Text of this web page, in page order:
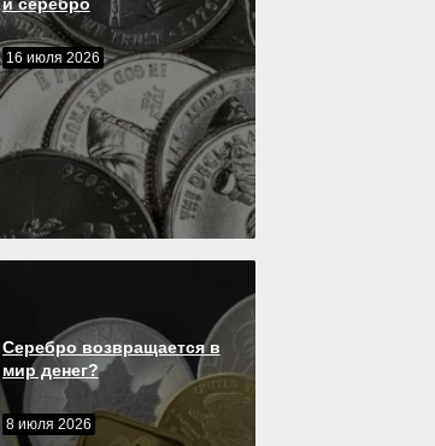
16 июля 2026
Серебро возвращается в
мир денег?
8 июля 2026